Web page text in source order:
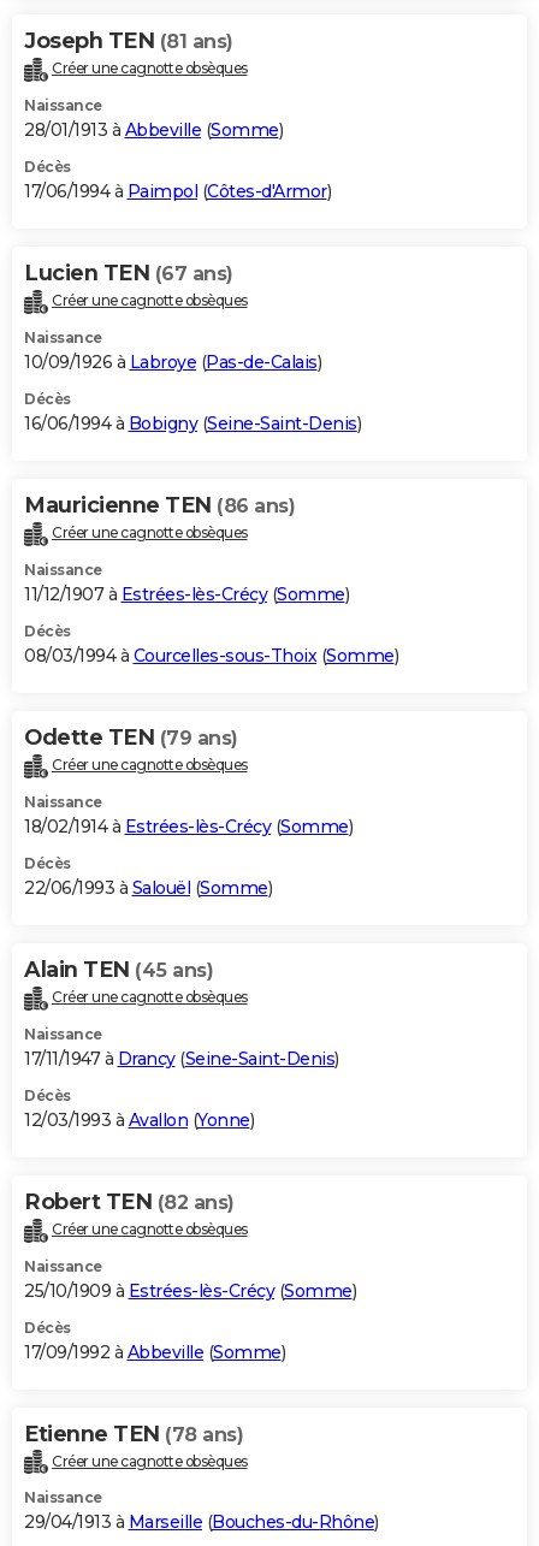
Joseph TEN (81 ans)
Créer une cagnotte obsèques
Naissance
28/01/1913 à Abbeville (Somme)
Décès
17/06/1994 à Paimpol (Côtes-d'Armor)
Lucien TEN (67 ans)
Créer une cagnotte obsèques
Naissance
10/09/1926 à Labroye (Pas-de-Calais)
Décès
16/06/1994 à Bobigny(Seine-Saint-Denis)
Mauricienne TEN (86 ans)
Créer une cagnotte obsèques
Naissance
11/12/1907 à Estrées-lès-Crécy(Somme)
Décès
08/03/1994 à Courcelles-sous-Thoix(Somme)
Odette TEN (79 ans)
Créer une cagnotte obsèques
Naissance
18/02/1914 à Estrées-lès-Crécy(Somme)
Décès
22/06/1993 à Salouël (Somme)
Alain TEN (45 ans)
Créer une cagnotte obsèques
Naissance
17/11/1947 à Drancy(Seine-Saint-Denis)
Décès
12/03/1993 à Avallon (Yonne)
Robert TEN (82 ans)
Créer une cagnotte obsèques
Naissance
25/10/1909 à Estrées-lès-Crécy(Somme)
Décès
17/09/1992 à Abbeville (Somme)
Etienne TEN (78 ans)
Créer une cagnotte obsèques
Naissance
29/04/1913 à Marseille (Bouches-du-Rhône)